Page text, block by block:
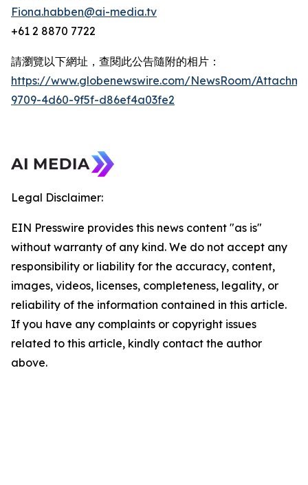
Fiona.habben@ai-media.tv
+61 2 8870 7722
請瀏覽以下網址，查閱此公告隨附的相片：
https://www.globenewswire.com/NewsRoom/
9709-4d60-9f5f-d86ef4a03fe2
Legal Disclaimer:
EIN Presswire provides this news content "as is"
without warranty of any kind. We do not accept any
responsibility or liability for the accuracy, content,
images, videos, licenses, completeness, legality, or
reliability of the information contained in this article.
If you have any complaints or copyright issues
related to this article, kindly contact the author
above.